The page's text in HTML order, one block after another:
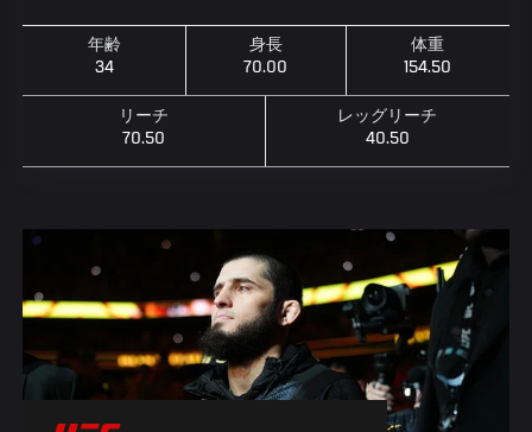
年齢
34
身長
70.00
体重
154.50
リーチ
70.50
レッグリーチ
40.50